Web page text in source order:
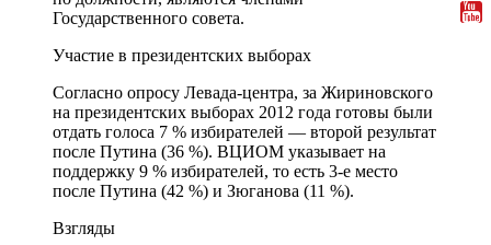
Государственного совета.
Участие в президентских выборах
Согласно опросу Левада-центра, за Жириновского
на президентских выборах 2012 года готовы были
отдать голоса 7 % избирателей — второй результат
после Путина (36 %). ВЦИОМ указывает на
поддержку 9 % избирателей, то есть 3-е место
после Путина (42 %) и Зюганова (11 %).
Взгляды